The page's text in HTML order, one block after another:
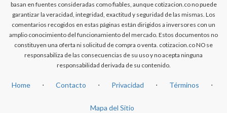
basan en fuentes consideradas como fiables, aunque cotizacion.co no puede
garantizar la veracidad, integridad, exactitud y seguridad de las mismas. Los
comentarios recogidos en estas páginas están dirigidos a inversores con un
amplio conocimiento del funcionamiento del mercado. Estos documentos no
constituyen una oferta ni solicitud de compra o venta. cotizacion.co NO se
responsabiliza de las consecuencias de su uso y no acepta ninguna
responsabilidad derivada de su contenido.
Home ⋅ Contacto ⋅ Privacidad ⋅ Términos ⋅
Mapa del Sitio